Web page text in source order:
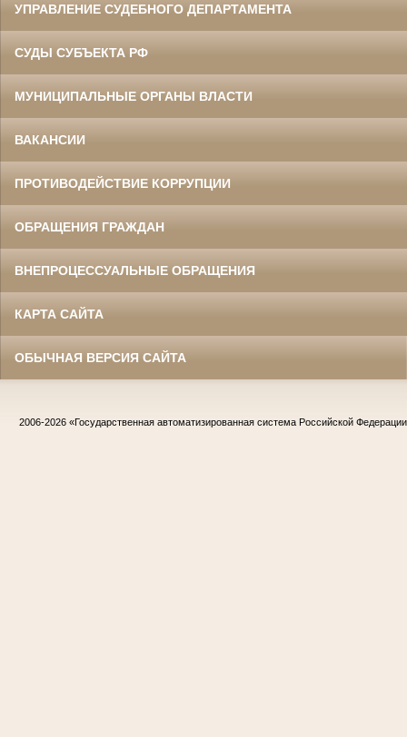
УПРАВЛЕНИЕ СУДЕБНОГО ДЕПАРТАМЕНТА
СУДЫ СУБЪЕКТА РФ
МУНИЦИПАЛЬНЫЕ ОРГАНЫ ВЛАСТИ
ВАКАНСИИ
ПРОТИВОДЕЙСТВИЕ КОРРУПЦИИ
ОБРАЩЕНИЯ ГРАЖДАН
ВНЕПРОЦЕССУАЛЬНЫЕ ОБРАЩЕНИЯ
КАРТА САЙТА
ОБЫЧНАЯ ВЕРСИЯ САЙТА
2006-2026 «Государственная автоматизированная система Российской